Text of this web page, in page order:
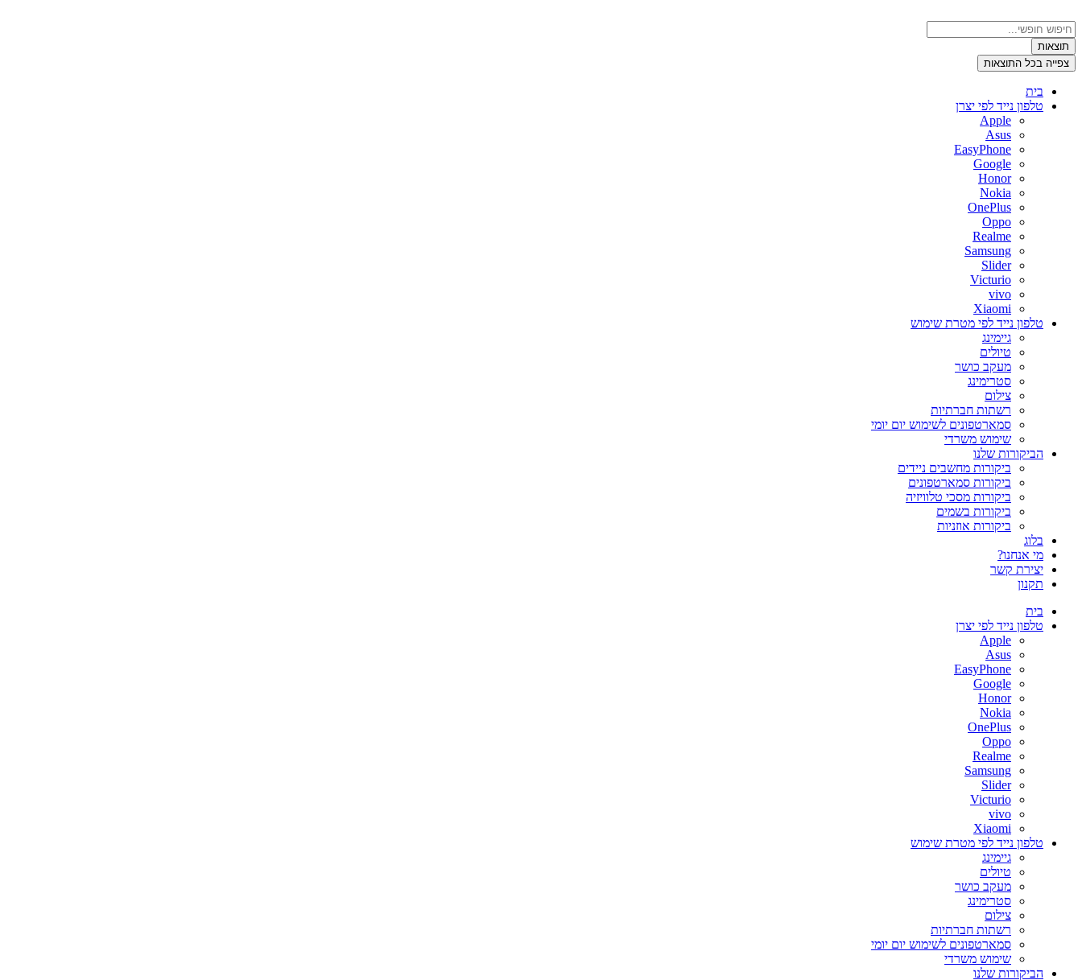
לתוכן
Search
...תוצאות
צפייה בכל התוצאות
בית
טלפון נייד לפי יצרן
Apple
Asus
EasyPhone
Google
Honor
Nokia
OnePlus
Oppo
Realme
Samsung
Slider
Victurio
vivo
Xiaomi
טלפון נייד לפי מטרת שימוש
גיימינג
טיולים
מעקב כושר
סטרימינג
צילום
רשתות חברתיות
סמארטפונים לשימוש יום יומי
שימוש משרדי
הביקורות שלנו
ביקורות מחשבים ניידים
ביקורות סמארטפונים
ביקורות מסכי טלוויזיה
ביקורות בשמים
ביקורות אוזניות
בלוג
מי אנחנו?
יצירת קשר
תקנון
בית
טלפון נייד לפי יצרן
Apple
Asus
EasyPhone
Google
Honor
Nokia
OnePlus
Oppo
Realme
Samsung
Slider
Victurio
vivo
Xiaomi
טלפון נייד לפי מטרת שימוש
גיימינג
טיולים
מעקב כושר
סטרימינג
צילום
רשתות חברתיות
סמארטפונים לשימוש יום יומי
שימוש משרדי
הביקורות שלנו